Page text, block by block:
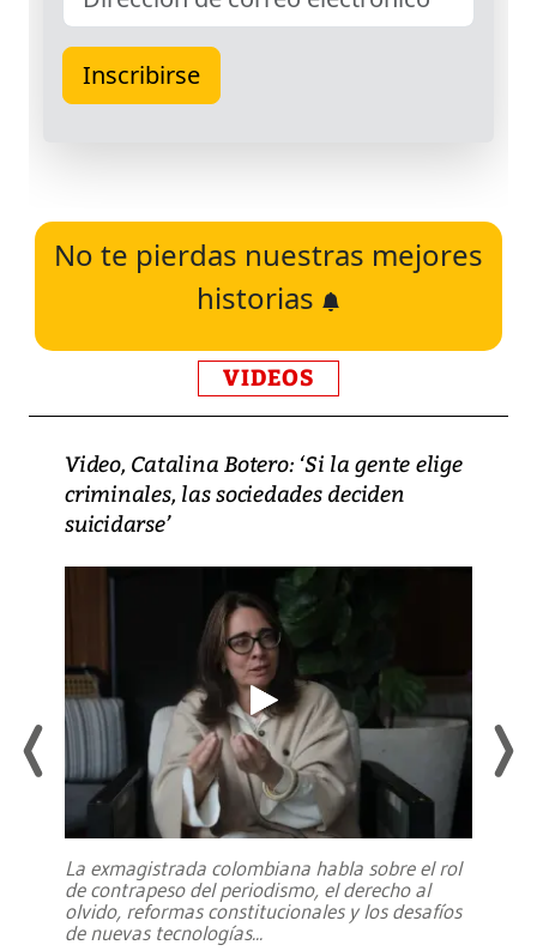
No te pierdas nuestras mejores
historias
VIDEOS
Video, Catalina Botero: ‘Si la gente elige
criminales, las sociedades deciden
suicidarse’
La exmagistrada colombiana habla sobre el rol
de contrapeso del periodismo, el derecho al
olvido, reformas constitucionales y los desafíos
de nuevas tecnologías...